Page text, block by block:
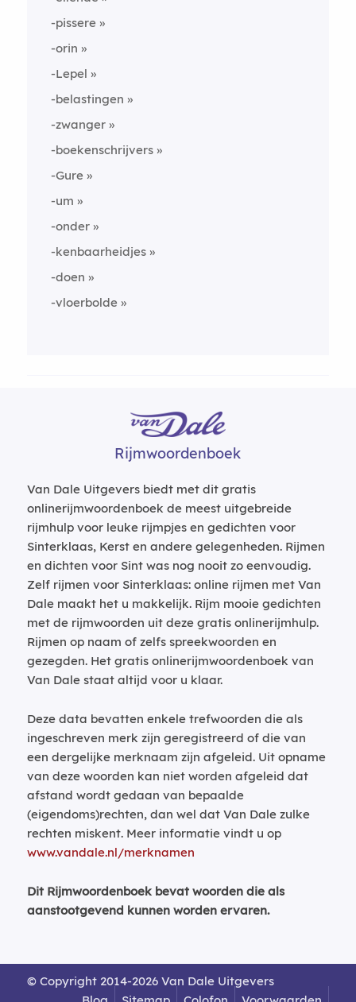
-pissere
-orin
-Lepel
-belastingen
-zwanger
-boekenschrijvers
-Gure
-um
-onder
-kenbaarheidjes
-doen
-vloerbolde
Rijmwoordenboek
Van Dale Uitgevers biedt met dit gratis
onlinerijmwoordenboek de meest uitgebreide
rijmhulp voor leuke rijmpjes en gedichten voor
Sinterklaas, Kerst en andere gelegenheden. Rijmen
en dichten voor Sint was nog nooit zo eenvoudig.
Zelf rijmen voor Sinterklaas: online rijmen met Van
Dale maakt het u makkelijk. Rijm mooie gedichten
met de rijmwoorden uit deze gratis onlinerijmhulp.
Rijmen op naam of zelfs spreekwoorden en
gezegden. Het gratis onlinerijmwoordenboek van
Van Dale staat altijd voor u klaar.
Deze data bevatten enkele trefwoorden die als
ingeschreven merk zijn geregistreerd of die van
een dergelijke merknaam zijn afgeleid. Uit opname
van deze woorden kan niet worden afgeleid dat
afstand wordt gedaan van bepaalde
(eigendoms)rechten, dan wel dat Van Dale zulke
rechten miskent. Meer informatie vindt u op
www.vandale.nl/merknamen
Dit Rijmwoordenboek bevat woorden die als
aanstootgevend kunnen worden ervaren.
© Copyright 2014-2026 Van Dale Uitgevers